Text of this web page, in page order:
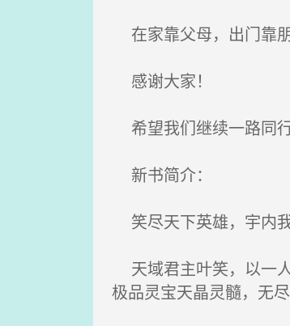
在家靠父母，出门靠
感谢大家！
希望我们继续一路同
新书简介：
笑尽天下英雄，宇内我
天域君主叶笑，以一
极品灵宝天晶灵髓，无尽